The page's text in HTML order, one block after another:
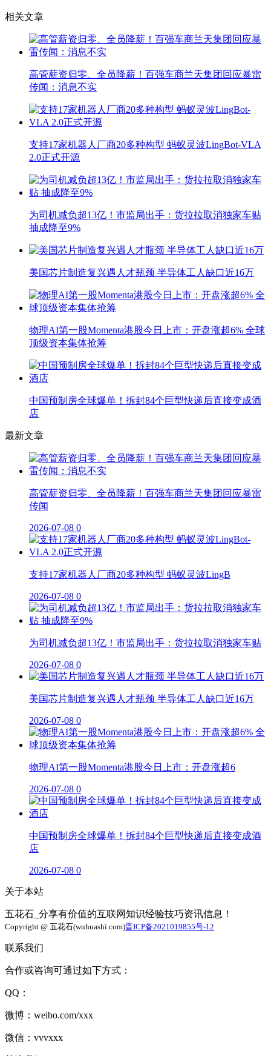
相关文章
高管薪资归零、全员降薪！百强车商兰天集团回应暴雷
传闻：消息不实
支持17家机器人厂商20多种构型 蚂蚁灵波LingBot-VLA
2.0正式开源
为司机减负超13亿！市监局出手：货拉拉取消独家车贴
抽成降至9%
美国芯片制造复兴遇人才瓶颈 半导体工人缺口近16万
物理AI第一股Momenta港股今日上市：开盘涨超6% 全球
顶级资本集体抢筹
中国预制房全球爆单！拆封84个巨型快递后直接变成酒
店
最新文章
高管薪资归零、全员降薪！百强车商兰天集团回应暴雷
传闻
2026-07-08 0
支持17家机器人厂商20多种构型 蚂蚁灵波LingB
2026-07-08 0
为司机减负超13亿！市监局出手：货拉拉取消独家车贴
2026-07-08 0
美国芯片制造复兴遇人才瓶颈 半导体工人缺口近16万
2026-07-08 0
物理AI第一股Momenta港股今日上市：开盘涨超6
2026-07-08 0
中国预制房全球爆单！拆封84个巨型快递后直接变成酒
店
2026-07-08 0
关于本站
五花石_分享有价值的互联网知识经验技巧资讯信息！
Copyright @ 五花石(wuhuashi.com)晋ICP备2021019855号-12
联系我们
合作或咨询可通过如下方式：
QQ：
微博：weibo.com/xxx
微信：vvvxxx